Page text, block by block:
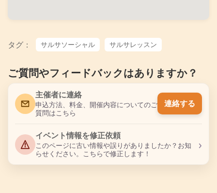
タグ： サルサソーシャル サルサレッスン
ご質問やフィードバックはありますか？
主催者に連絡
申込方法、料金、開催内容についてのご
質問はこちら
連絡する
イベント情報を修正依頼
このページに古い情報や誤りがありましたか？お知
らせください。こちらで修正します！
›